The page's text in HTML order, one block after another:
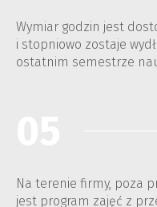
Wymiar godzin jest
i stopniowo zostaje
ostatnim semestrze
Na terenie firmy, poza
jest program zajęć z